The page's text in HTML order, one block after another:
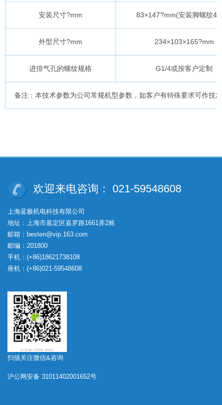
安装尺寸?mm 83×147?mm(安装脚螺纹4-
外型尺寸?mm 234×103×165?mm
进排气孔的螺纹规格 G1/4或按客户定制
备注：本技术参数为公司常规机型参数，如客户有特殊要求可作技
欢迎来电咨询： 021-59548608
上海蓝极机电科技有限公司
地址：上海市嘉定区嘉罗路1661弄2栋
邮箱：besten@vip.163.com
邮编：201800
手机：(+86)18621738108
座机：(+86)021-59548608
扫描关注微信&咨询
沪公网安备 31011402001652号